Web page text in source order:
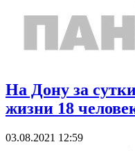
На Дону за
жизни 18
03.08.2021 12:59